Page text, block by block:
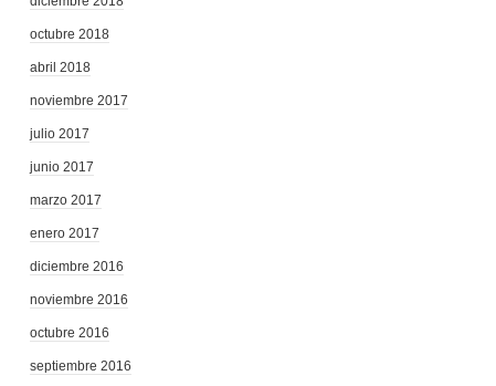
octubre 2018
abril 2018
noviembre 2017
julio 2017
junio 2017
marzo 2017
enero 2017
diciembre 2016
noviembre 2016
octubre 2016
septiembre 2016